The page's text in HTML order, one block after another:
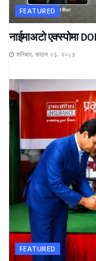
FEATURED
नाईमाअटो एक्स्पोमा
शनिबार, साउन २३, २०८३
FEATURED